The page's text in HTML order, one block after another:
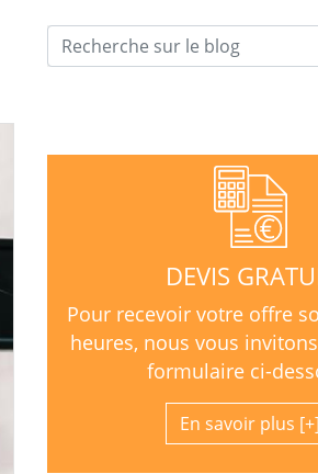
DEVIS
Pour recevoir votre offre
heures, nous vous
formulaire ci-
En savoir plus